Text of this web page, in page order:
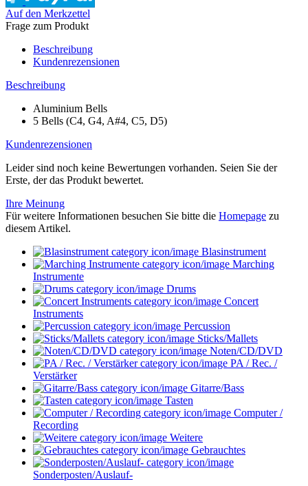
Auf den Merkzettel
Frage zum Produkt
Beschreibung
Kundenrezensionen
Beschreibung
Aluminium Bells
5 Bells (C4, G4, A#4, C5, D5)
Kundenrezensionen
Leider sind noch keine Bewertungen vorhanden. Seien Sie der
Erste, der das Produkt bewertet.
Ihre Meinung
Für weitere Informationen besuchen Sie bitte die Homepage zu
diesem Artikel.
Blasinstrument
Marching
Instrumente
Drums
Concert
Instruments
Percussion
Sticks/Mallets
Noten/CD/DVD
PA / Rec. /
Verstärker
Gitarre/Bass
Tasten
Computer /
Recording
Weitere
Gebrauchtes
Sonderposten/Auslauf-